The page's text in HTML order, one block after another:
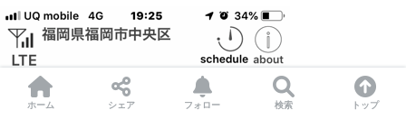
ホーム シェア フォロー 検索 トップ